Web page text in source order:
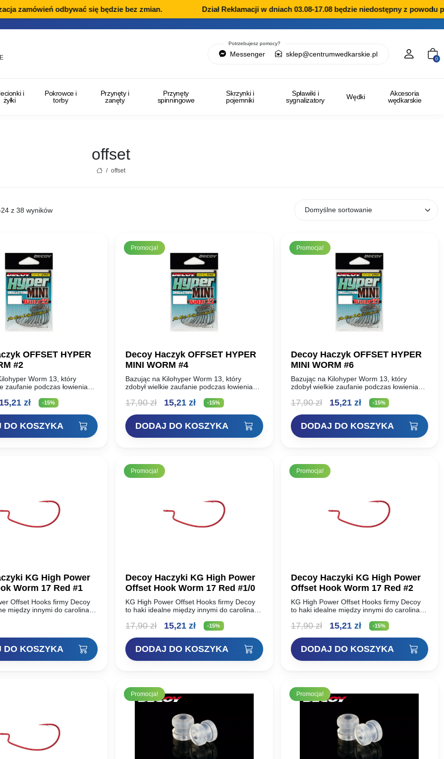
odbywać się będzie bez zmian. Dział Reklamacji w dniach 03.08-17.08 będzie niedostępny z powodu
Potrzebujesz pomocy?
Messenger sklep@centrumwedkarskie.pl
0
i
żyłki
Pokrowce i
torby
Przynęty i
zanęty
Przynęty
spinningowe
Skrzynki i
pojemniki
Spławiki i
sygnalizatory
Wędki
Akcesoria
wędkarskie
offset
/ offset
z 38 wyników
OFFSET HYPER
MINI WORM #2
Worm 13, który
zaufanie podczas łowienia
offsetowy z grubego drutu
15,21 złAktualna
cena
wynosi:
-15%
DO KOSZYKA
Promocja!
Decoy Haczyk OFFSET HYPER
MINI WORM #4
Bazując na Kilohyper Worm 13, który
zdobył wielkie zaufanie podczas łowienia
ten mały hak offsetowy z grubego drutu
17,90zł
Pierwotna
cena
wynosiła:
15,21złAktualna
cena
wynosi:
-15%
DODAJ DO KOSZYKA
Promocja!
Decoy Haczyk OFFSET HYPER
MINI WORM #6
Bazując na Kilohyper Worm 13, który
zdobył wielkie zaufanie podczas łowienia
ten mały hak offsetowy z grubego drutu
17,90zł
Pierwotna
cena
wynosiła:
15,21 złAktualna
cena
wynosi:
-15%
DODAJ DO KOSZYKA
KG High Power
Offset Hook Worm 17 Red #1
Offset Hooks firmy Decoy
między innymi do carolina i
DO KOSZYKA
Promocja!
Decoy Haczyki KG High Power
Offset Hook Worm 17 Red #1/0
KG High Power Offset Hooks firmy Decoy
to haki idealne między innymi do carolina i
problemu utrzymają…
17,90zł
Pierwotna
cena
wynosiła:
15,21złAktualna
cena
wynosi:
-15%
DODAJ DO KOSZYKA
Promocja!
Decoy Haczyki KG High Power
Offset Hook Worm 17 Red #2
KG High Power Offset Hooks firmy Decoy
to haki idealne między innymi do carolina i
problemu utrzymają…
17,90zł
Pierwotna
cena
wynosiła:
15,21 złAktualna
cena
wynosi:
-15%
DODAJ DO KOSZYKA
Promocja! Promocja!